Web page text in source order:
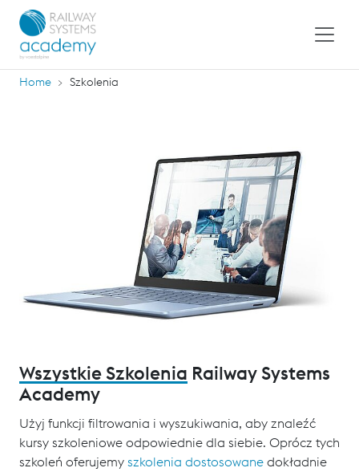
Home Szkolenia
Wszystkie Szkolenia Railway Systems
Academy
Użyj funkcji filtrowania i wyszukiwania, aby znaleźć
kursy szkoleniowe odpowiednie dla siebie. Oprócz tych
szkoleń oferujemy szkolenia dostosowane dokładnie